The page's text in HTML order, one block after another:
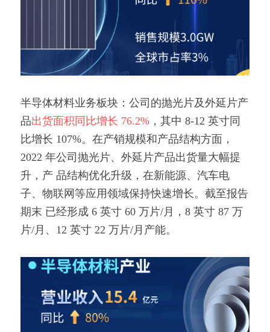
半导体材料业务板块：公司的抛光片及外延片产
品出货面积同比增长 76.2% ，其中 8-12 英寸同
比增长 107%。在产销规模和产品结构方面，
2022 年公司抛光片、外延片产品出货量大幅提
升，产 品结构优化升级，在新能源、汽车电
子、物联网等应用领域保持快速增长。截至报告
期末 已经形成 6 英寸 60 万片/月，8 英寸 87 万
片/月、12 英寸 22 万片/月产能。